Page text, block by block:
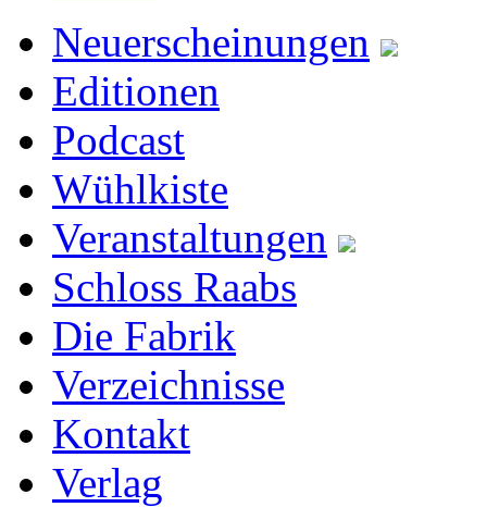
Neuerscheinungen
Editionen
Podcast
Wühlkiste
Veranstaltungen
Schloss Raabs
Die Fabrik
Verzeichnisse
Kontakt
Verlag